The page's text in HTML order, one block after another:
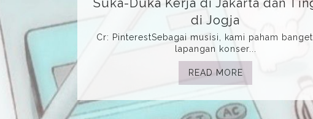
Nyoblos Pilih Siapa?
Gue suka banget nyoblos karena merayakan
demokrasi Indonesia,...
READ MORE